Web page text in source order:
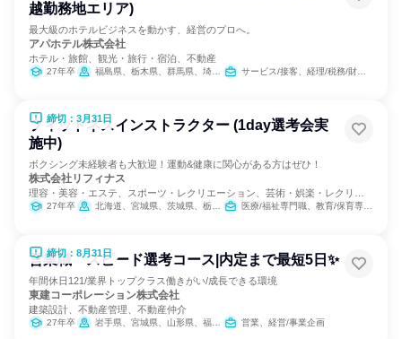
越勤務地エリア)
最大級のホテルビジネスを動かす、経営のプロへ。
アパホテル株式会社
ホテル・旅館、観光・旅行・宿泊、不動産
27年卒 福島県、栃木県、群馬県、埼玉県、千葉県、東京都、神奈川県、新潟県、長野県、静岡県 サービス/接客、経理/税務/財務、人事、総務、広報/IR、経営/事業企画、営業、商品企画、マーケティング・広告・宣伝
締切：3月31日
フィットネスインストラクター (1day選考会実
施中)
ボクシング未経験者も大歓迎！運動&健康に関心がある方はぜひ！
株式会社リフィナス
理容・美容・エステ、スポーツ・レクリエーション、芸術・娯楽・レクリエ
ーション
27年卒 北海道、宮城県、茨城県、栃木県、群馬県、埼玉県、千葉県、東京都、神奈川県、静岡県、愛知県、京都府、大阪府、兵庫県、奈良県、岡山県、広島県、福岡県、熊本県、鹿児島県 医療/福祉専門職、教育/保育専門職
締切：8月31日
営業職 スピード選考コース|内定まで最短5日✨
年間休日121/業界トップクラス働きがい/成長できる環境
東建コーポレーション株式会社
建築設計、不動産管理、不動産仲介
27年卒 岩手県、宮城県、山形県、福島県、茨城県、栃木県、群馬県、埼玉県、千葉県、東京都、神奈川県、新潟県、富山県、石川県、福井県、長野県、岐阜県、静岡県、愛知県、三重県、滋賀県、京都府、大阪府、兵庫県、奈良県、鳥取県、島根県、岡山県、広島県、山口県、愛媛県、高知県、福岡県、長崎県、熊本県、大分県、宮崎県、鹿児島県、沖縄県 営業、経営/事業企画